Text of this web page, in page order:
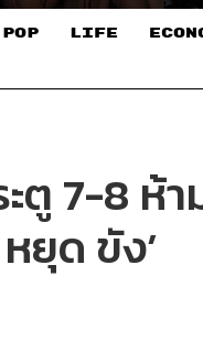
POP LIFE
7-8 ห้า
ยุด ขัง’